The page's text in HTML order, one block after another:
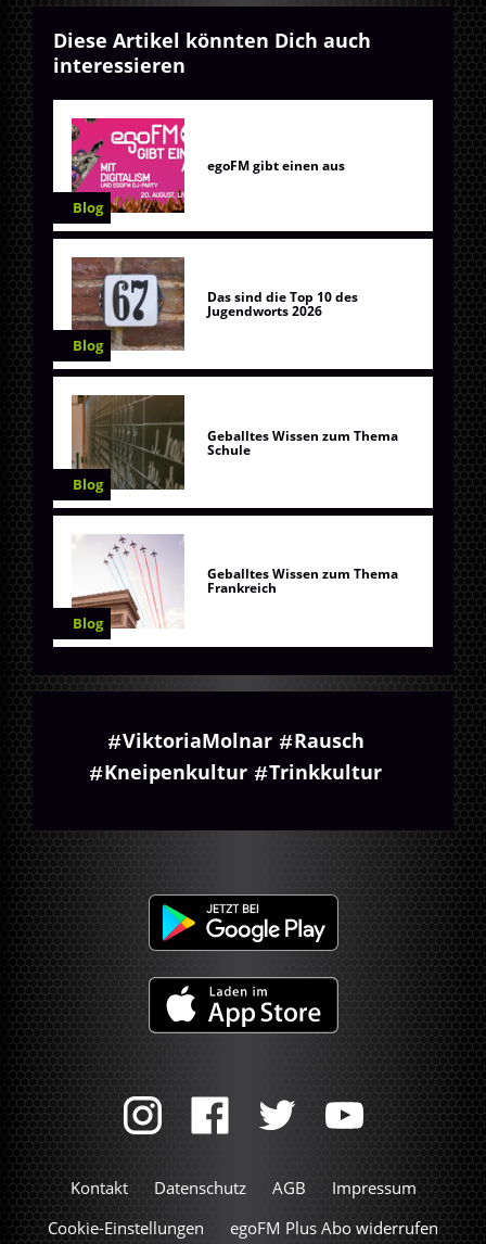
Diese Artikel könnten Dich auch
interessieren
Blog
egoFM gibt einen aus
Blog
Das sind die Top 10 des
Jugendworts 2026
Blog
Geballtes Wissen zum Thema
Schule
Blog
Geballtes Wissen zum Thema
Frankreich
ViktoriaMolnar
Rausch
Kneipenkultur
Trinkkultur
Kontakt Datenschutz AGB
Impressum
Cookie-Einstellungen
egoFM Plus Abo widerrufen